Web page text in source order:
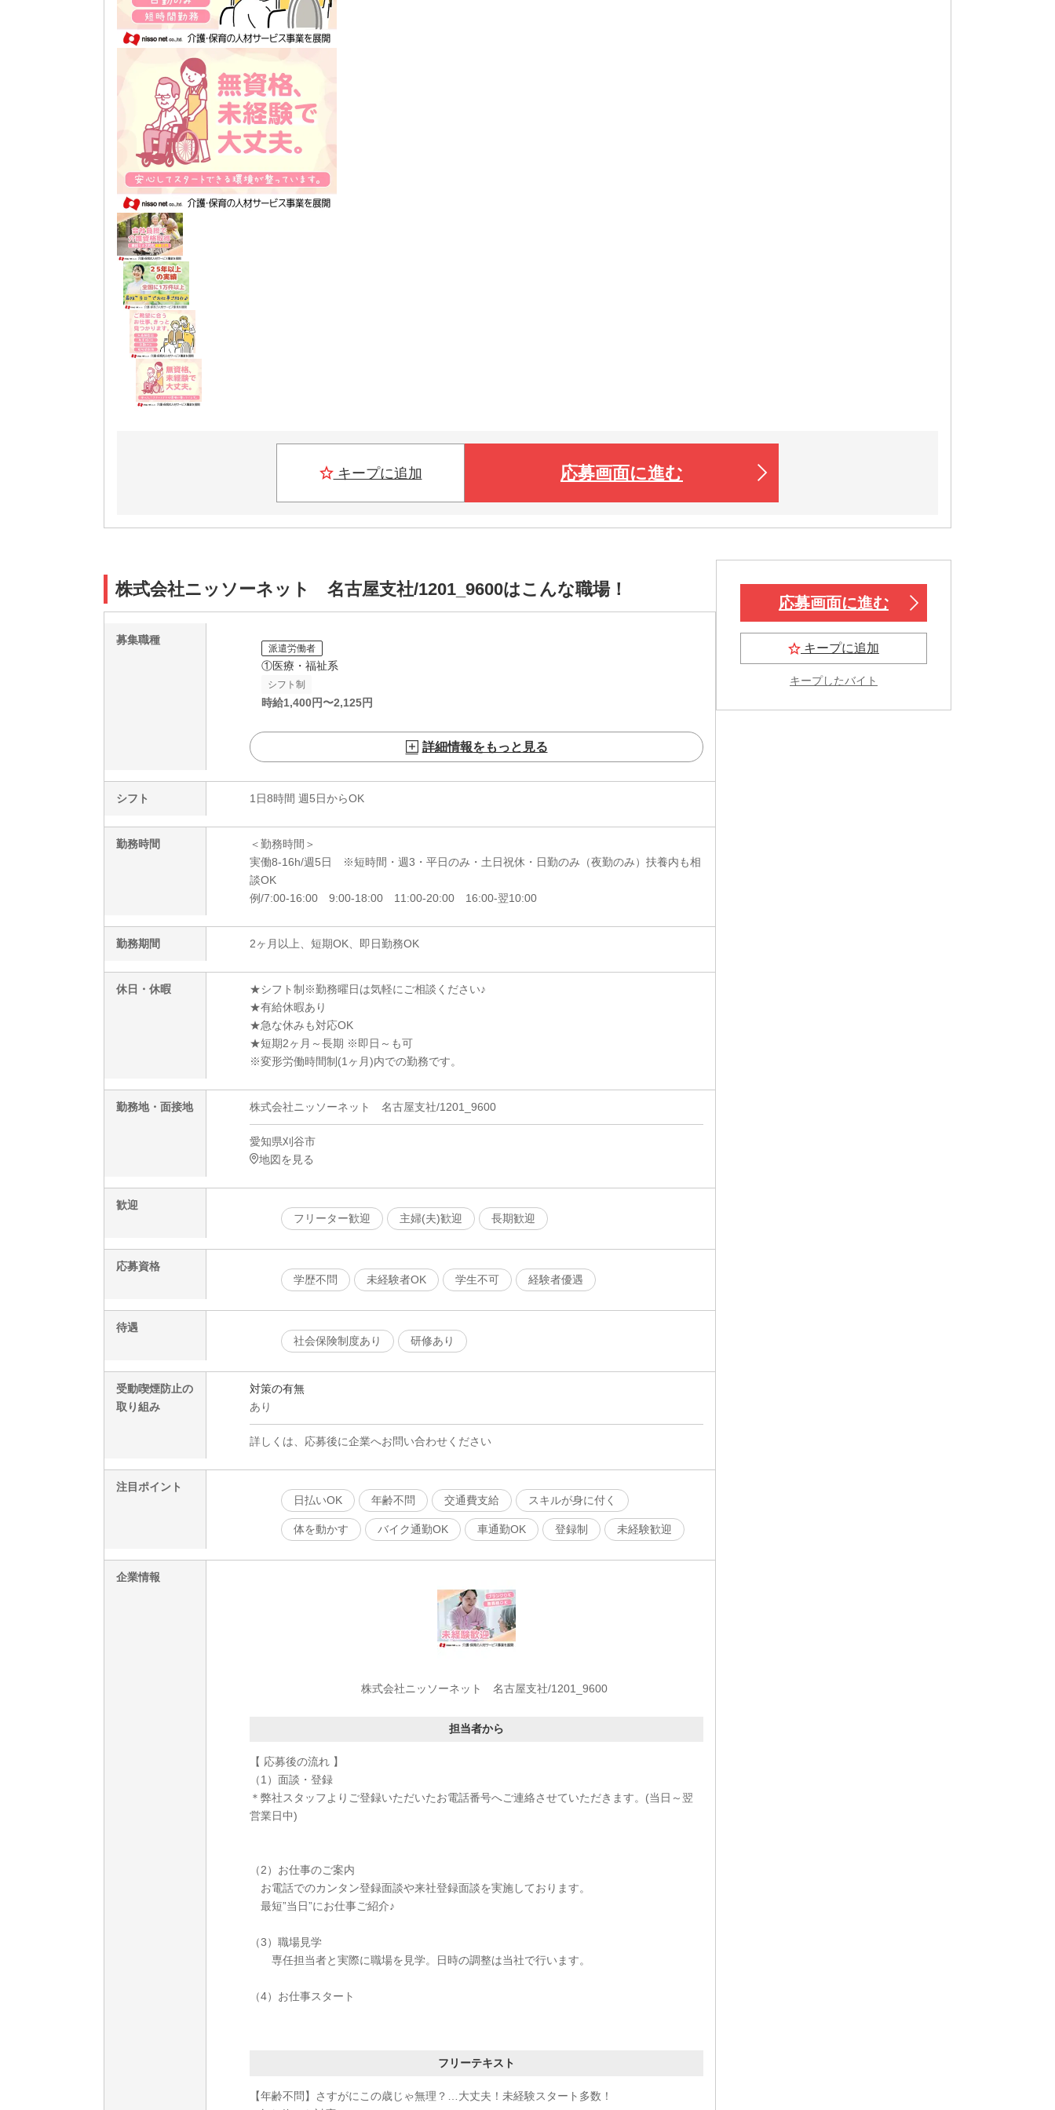
キープに追加 応募画面に進む
株式会社ニッソーネット 名古屋支社/1201_9600はこんな職場！
募集職種
派遣労働者
①医療・福祉系
シフト制
時給1,400円〜2,125円
詳細情報をもっと見る
シフト 1日8時間 週5日からOK
勤務時間
＜勤務時間＞
実働8-16h/週5日 ※短時間・週3・平日のみ・土日祝休・日勤のみ（夜勤のみ）扶養内も相
談OK
例/7:00-16:00 9:00-18:00 11:00-20:00 16:00-翌10:00
勤務期間 2ヶ月以上、短期OK、即日勤務OK
休日・休暇
★シフト制※勤務曜日は気軽にご相談ください♪
★有給休暇あり
★急な休みも対応OK
★短期2ヶ月～長期 ※即日～も可
※変形労働時間制(1ヶ月)内での勤務です。
勤務地・面接地 株式会社ニッソーネット 名古屋支社/1201_9600
愛知県刈谷市
地図を見る
歓迎
フリーター歓迎
主婦(夫)歓迎 長期歓迎
応募資格
学歴不問
未経験者OK 学生不可 経験者優遇
待遇
社会保険制度あり
研修あり
受動喫煙防止の
取り組み
対策の有無
あり
詳しくは、応募後に企業へお問い合わせください
注目ポイント
日払いOK
年齢不問 交通費支給 スキルが身に付く
体を動かす バイク通勤OK 車通勤OK 登録制 未経験歓迎
企業情報
株式会社ニッソーネット 名古屋支社/1201_9600
担当者から
【 応募後の流れ 】
（1）面談・登録
＊弊社スタッフよりご登録いただいたお電話番号へご連絡させていただきます。(当日～翌
営業日中)
（2）お仕事のご案内
お電話でのカンタン登録面談や来社登録面談を実施しております。
最短”当日”にお仕事ご紹介♪
（3）職場見学
専任担当者と実際に職場を見学。日時の調整は当社で行います。
（4）お仕事スタート
フリーテキスト
【年齢不問】さすがにこの歳じゃ無理？…大丈夫！未経験スタート多数！
応募画面に進む
キープに追加
キープしたバイト